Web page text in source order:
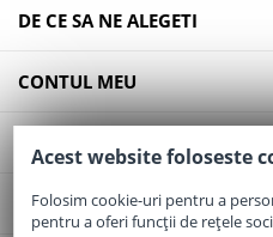
DE CE SA NE ALEGETI
CONTUL MEU
SERVICII CLIENTI
CONTACT
Acest website foloseste
Folosim cookie-uri pentru a
pentru a oferi funcții de rețele